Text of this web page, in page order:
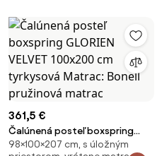
361,5 €
Čalúnená posteľ boxspring
GLORIEN VELVET 100x200 cm
98×100×207 cm, s úložným